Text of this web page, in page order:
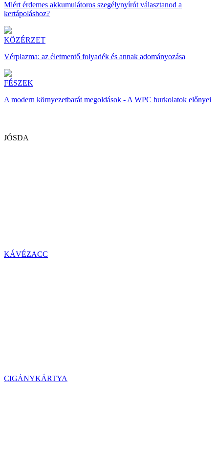
Miért érdemes akkumulátoros szegélynyírót választanod a
kertápoláshoz?
KÖZÉRZET
Vérplazma: az életmentő folyadék és annak adományozása
FÉSZEK
A modern környezetbarát megoldások - A WPC burkolatok előnyei
JÓSDA
KÁVÉZACC
CIGÁNYKÁRTYA